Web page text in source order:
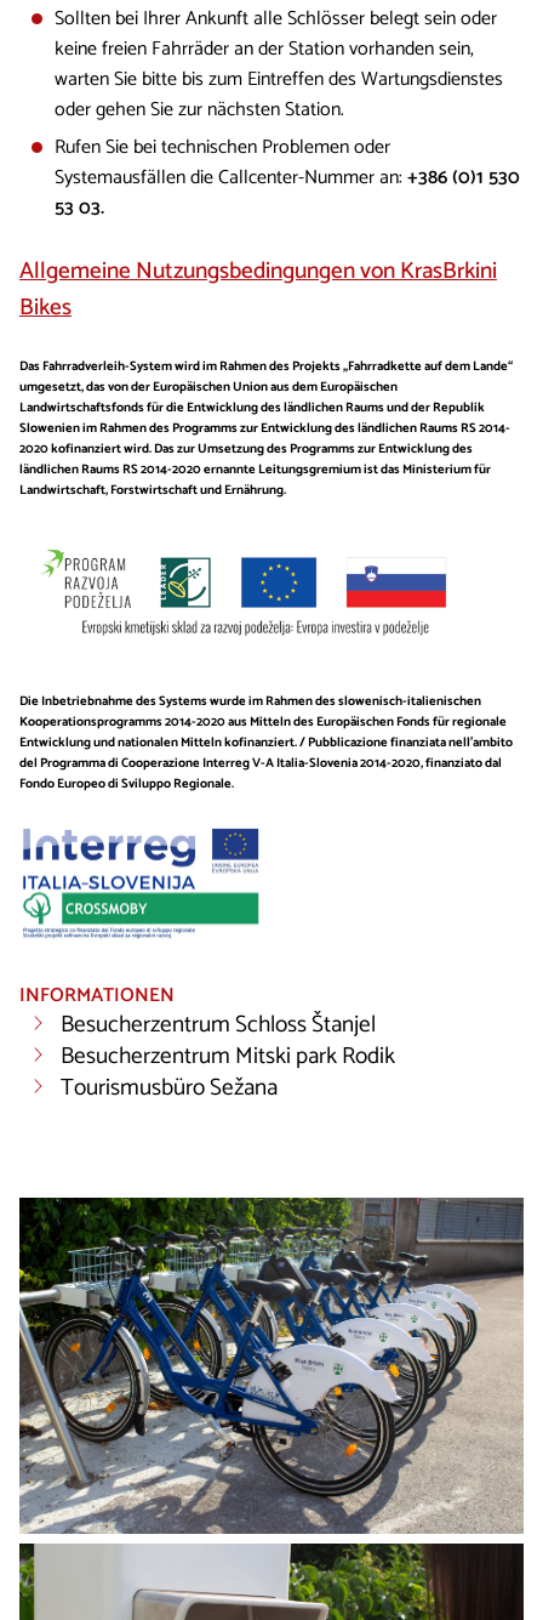
Sollten bei Ihrer Ankunft alle Schlösser belegt sein oder
keine freien Fahrräder an der Station vorhanden sein,
warten Sie bitte bis zum Eintreffen des Wartungsdienstes
oder gehen Sie zur nächsten Station.
Rufen Sie bei technischen Problemen oder
Systemausfällen die Callcenter-Nummer an:+386 (0)1 530
53 03.
​Allgemeine Nutzungsbedingungen von KrasBrkini
Bikes
Das Fahrradverleih-System wird im Rahmen des Projekts „Fahrradkette auf dem Lande“
umgesetzt, das von der Europäischen Union aus dem Europäischen
Landwirtschaftsfonds für die Entwicklung des ländlichen Raums und der Republik
Slowenien im Rahmen des Programms zur Entwicklung des ländlichen Raums RS 2014-
2020 kofinanziert wird. Das zur Umsetzung des Programms zur Entwicklung des
ländlichen Raums RS 2014-2020 ernannte Leitungsgremium ist das Ministerium für
Landwirtschaft, Forstwirtschaft und Ernährung.
Die Inbetriebnahme des Systems wurde im Rahmen des slowenisch-italienischen
Kooperationsprogramms 2014-2020 aus Mitteln des Europäischen Fonds für regionale
Entwicklung und nationalen Mitteln kofinanziert. / Pubblicazione finanziata nell’ambito
del Programma di Cooperazione Interreg V-A Italia-Slovenia 2014-2020, finanziato dal
Fondo Europeo di Sviluppo Regionale.
INFORMATIONEN
Besucherzentrum Schloss Štanjel
Besucherzentrum Mitski park Rodik
Tourismusbüro Sežana